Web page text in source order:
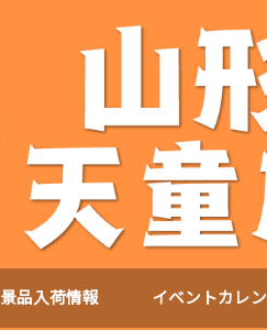
景品入荷情報 イベントカレ